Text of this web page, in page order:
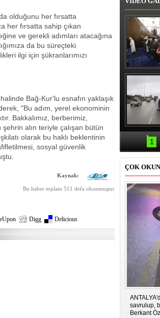
olduğunu her fırsatta
her fırsatta sahip çıkan
ve gerekli adımları atacağına
da bu süreçteki
ilgi için şükranlarımızı
Bağ-Kur'lu esnafın yaklaşık
"Bu adım, yerel ekonominin
Bakkalımız, berberimiz,
şehrin alın teriyle çalışan bütün
olarak bu haklı beklentinin
sosyal güvenlik
Kaynak:
Bu haber toplam 511 defa okunmuştur
Digg Delicious
Erbaş,
Veli
teravih
1
ÇOK
savrulup,
Berkant